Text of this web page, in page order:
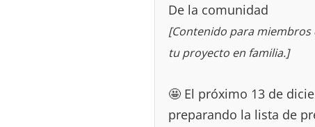
De la comunidad
[Contenido para miembros
tu proyecto en familia.]
🤩 El próximo 13 de
preparando la lista de